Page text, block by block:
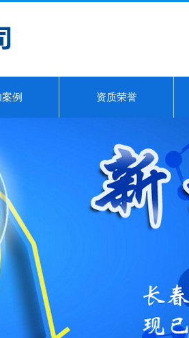
例 资质荣誉